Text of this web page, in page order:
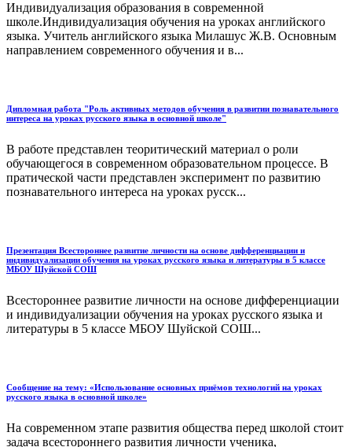
Индивидуализация образования в современной
школе.Индивидуализация обучения на уроках английского
языка. Учитель английского языка Милашус Ж.В. Основным
направлением современного обучения и в...
Дипломная работа "Роль активных методов обучения в развитии познавательного
интереса на уроках русского языка в основной школе"
В работе представлен теоритический материал о роли
обучающегося в современном образовательном процессе. В
пратической части представлен эксперимент по развитию
познавательного интереса на уроках русск...
Презентация Всестороннее развитие личности на основе дифференциации и
индивидуализации обучения на уроках русского языка и литературы в 5 классе
МБОУ Шуйской СОШ
Всестороннее развитие личности на основе дифференциации
и индивидуализации обучения на уроках русского языка и
литературы в 5 классе МБОУ Шуйской СОШ...
Сообщение на тему: «Использование основных приёмов технологий на уроках
русского языка в основной школе»
На современном этапе развития общества перед школой стоит
задача всестороннего развития личности ученика,